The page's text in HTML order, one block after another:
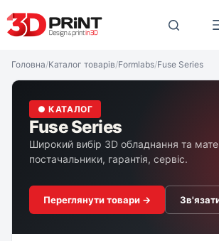
до
вмісту
Головна/Каталог товарів/Formlabs/Fuse Series
● КАТАЛОГ
Fuse Series
Широкий вибір 3D обладнання та
постачальники, гарантія, сервіс.
Переглянути товари →